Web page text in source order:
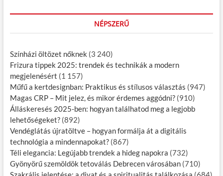
NÉPSZERŰ
Színházi öltözet nőknek (3 240)
Frizura tippek 2025: trendek és technikák a modern
megjelenésért (1 157)
Műfű a kertdesignban: Praktikus és stílusos választás (947)
Magas CRP – Mit jelez, és mikor érdemes aggódni? (910)
Álláskeresés 2025-ben: hogyan találhatod meg a legjobb
lehetőségeket? (892)
Vendéglátás újratöltve – hogyan formálja át a digitális
technológia a mindennapokat? (867)
Téli elegancia: Legújabb trendek a hideg napokra (732)
Gyönyörű szemöldök tetoválás Debrecen városában (710)